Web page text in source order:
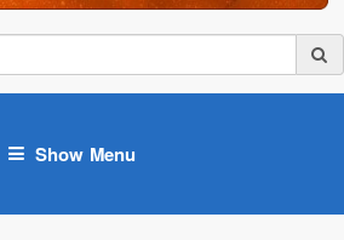
Show Menu